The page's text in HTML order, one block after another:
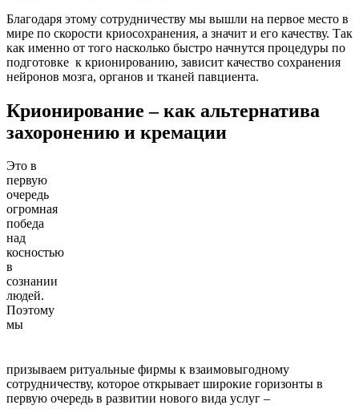
Благодаря этому сотрудничеству мы вышли на первое место в
мире по скорости криосохранения, а значит и его качеству. Так
как именно от того насколько быстро начнутся процедуры по
подготовке к крионированию, зависит качество сохранения
нейронов мозга, органов и тканей павциента.
Крионирование – как альтернатива
захоронению и кремации
Это в
первую
очередь
огромная
победа
над
косностью
в
сознании
людей.
Поэтому
мы
призываем ритуальные фирмы к взаимовыгодному
сотрудничеству, которое открывает широкие горизонты в
первую очередь в развитии нового вида услуг –